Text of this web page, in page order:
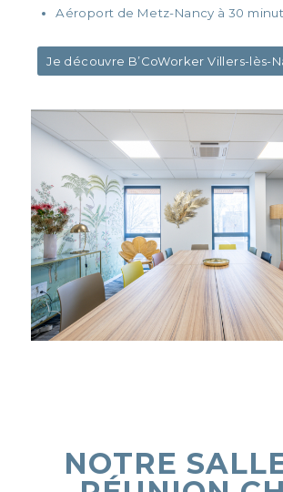
Aéroport de Metz-Nancy à 30
Je découvre B’CoWorker Villers-lès-
NOTRE